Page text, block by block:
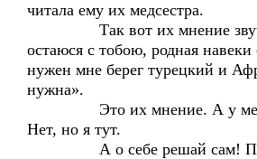
читала ему их медсестра.
Так вот их мнение
остаюся с тобою, родная
нужен мне берег турецкий и
нужна».
Это их мнение. А у меня
Нет, но я тут.
А о себе решай сам!